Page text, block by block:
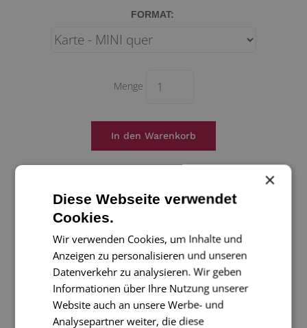
FORMAT:
Menge
Eine süße kleine Karte mit einer Libelle aus unserer
Serie der kleinen Karten mit abgerundeten Ecken.
2-seitige Karte im Format mini,9,5 x 6,5 cm
passendem Umschlag
Zur Info: bitte Sonderformat beachten, wenn Sie die
×
Diese Webseite verwendet
Cookies.
Wir verwenden Cookies, um Inhalte und
Anzeigen zu personalisieren und unseren
Datenverkehr zu analysieren. Wir geben
Informationen über Ihre Nutzung unserer
Website auch an unsere Werbe- und
Analysepartner weiter, die diese